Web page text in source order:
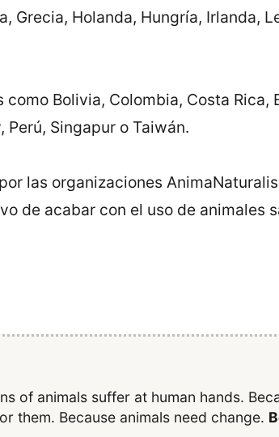
Grecia, Holanda, Hungría, Irlanda,
Bolivia, Colombia, Costa Rica,
Perú, Singapur o Taiwán.
las organizaciones
de acabar con el uso de
of animals suffer at human hands.
them. Because animals need change.